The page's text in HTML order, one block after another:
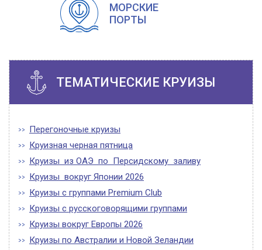
МОРСКИЕ
ПОРТЫ
ТЕМАТИЧЕСКИЕ КРУИЗЫ
Перегоночные круизы
Круизная черная пятница
Круизы из ОАЭ по Персидскому заливу
Круизы вокруг Японии 2026
Круизы с группами Premium Club
Круизы с русскоговорящими группами
Круизы вокруг Европы 2026
Круизы по Австралии и Новой Зеландии